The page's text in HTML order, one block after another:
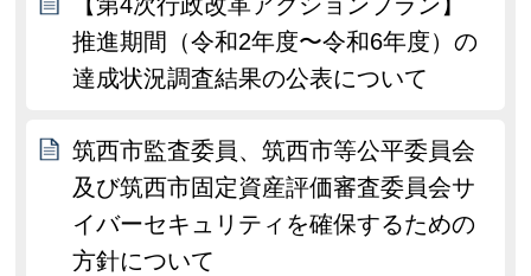
推進期間（令和2年度〜令和6年度）の
達成状況調査結果の公表について
筑西市監査委員、筑西市等公平委員会
及び筑西市固定資産評価審査委員会サ
イバーセキュリティを確保するための
方針について